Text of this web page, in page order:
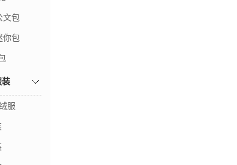
文包
你包
装
服